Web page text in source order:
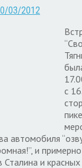
03/2012
с
автомобиля
и
Сталина и